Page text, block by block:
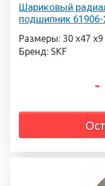
Шариковый
подшипник 61906-
Размеры: 30 х47 х9
Бренд: SKF